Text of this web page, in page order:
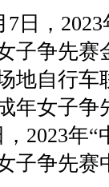
7日，
子争先赛
地自行
年女子争
2023年
子争先赛